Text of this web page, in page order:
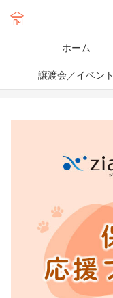
ホーム
譲渡会／イベント